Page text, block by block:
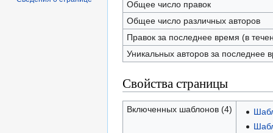
Общее число правок
Общее число различных авторов
Правок за последнее время (в
Уникальных авторов за последнее
Свойства страницы
Включенных шаблонов (4)